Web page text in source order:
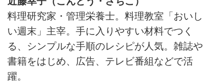
料理研究家・管理栄養士。料理教室「おいし
い週末」主宰。手に入りやすい材料でつく
る、シンプルな手順のレシピが人気。雑誌や
書籍をはじめ、広告、テレビ番組などで活
躍。